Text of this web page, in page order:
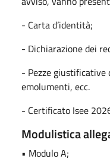
- Carta d’identità;
- Dichiarazione dei
- Pezze giustificative
emolumenti, ecc.
- Certificato Isee
Modulistica
• Modulo A;